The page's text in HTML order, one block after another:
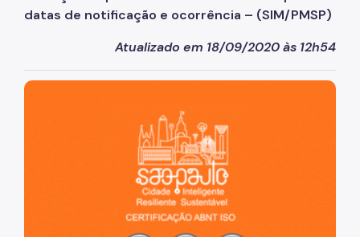
datas de notificação e ocorrência – (SIM/PMSP)
Atualizado em 18/09/2020 às 12h54
São Paulo, cidade inteligente, resiliente e sustentável